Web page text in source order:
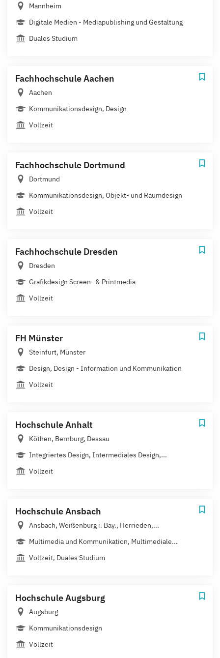
Mannheim
Digitale Medien - Mediapublishing und Gestaltung
Duales Studium
Fachhochschule Aachen
Aachen
Kommunikationsdesign, Design
Vollzeit
Fachhochschule Dortmund
Dortmund
Kommunikationsdesign, Objekt- und Raumdesign
Vollzeit
Fachhochschule Dresden
Dresden
Grafikdesign Screen- & Printmedia
Vollzeit
FH Münster
Steinfurt, Münster
Design, Design - Information und Kommunikation
Vollzeit
Hochschule Anhalt
Köthen, Bernburg, Dessau
Integriertes Design, Intermediales Design,...
Vollzeit
Hochschule Ansbach
Ansbach, Weißenburg i. Bay., Herrieden,...
Multimedia und Kommunikation, Multimediale...
Vollzeit, Duales Studium
Hochschule Augsburg
Augsburg
Kommunikationsdesign
Vollzeit